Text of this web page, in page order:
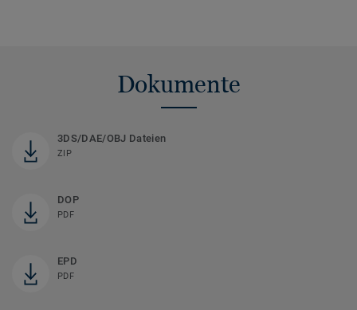
Dokumente
3DS/DAE/OBJ Dateien
ZIP
DOP
PDF
EPD
PDF